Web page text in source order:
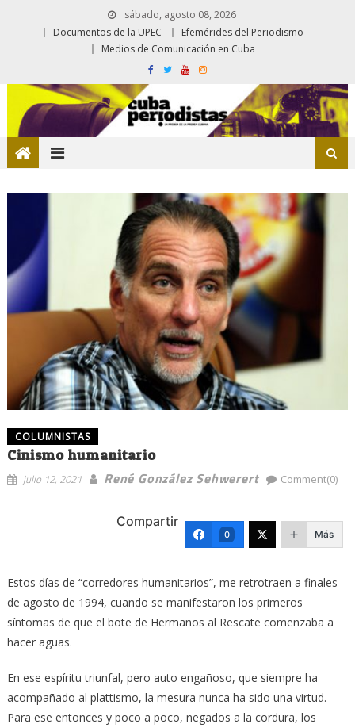
sábado, agosto 08, 2026
Documentos de la UPEC
Efemérides del Periodismo
Medios de Comunicación en Cuba
COLUMNISTAS
Cinismo humanitario
julio 12, 2021 René González Sehwerert Comment(0)
Compartir
0 Más
Estos días de “corredores humanitarios”, me retrotraen a finales
de agosto de 1994, cuando se manifestaron los primeros
síntomas de que el bote de Hermanos al Rescate comenzaba a
hacer aguas.
En ese espíritu triunfal, pero auto engañoso, que siempre ha
acompañado al plattismo, la mesura nunca ha sido una virtud.
Para ese entonces y poco a poco, negados a la cordura, los